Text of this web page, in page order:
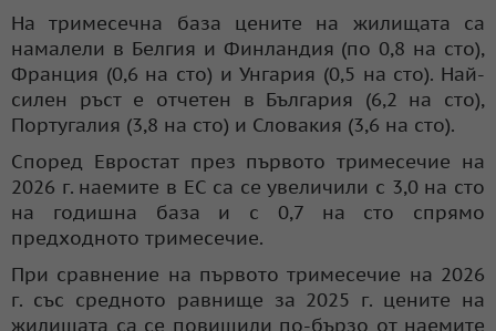
На тримесечна база цените на жилищата са
намалели в Белгия и Финландия (по 0,8 на сто),
Франция (0,6 на сто) и Унгария (0,5 на сто). Най-
силен ръст е отчетен в България (6,2 на сто),
Португалия (3,8 на сто) и Словакия (3,6 на сто).
Според Евростат през първото тримесечие на
2026 г. наемите в ЕС са се увеличили с 3,0 на сто
на годишна база и с 0,7 на сто спрямо
предходното тримесечие.
При сравнение на първото тримесечие на 2026
г. със средното равнище за 2025 г. цените на
жилищата са се повишили по-бързо от наемите